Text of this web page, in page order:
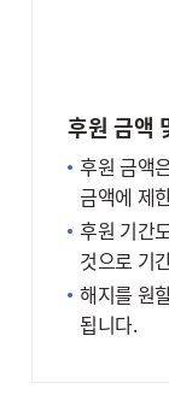
후원 금액
후원 금액
금액에 제
후원 기간
것으로 기
해지를 원
됩니다.